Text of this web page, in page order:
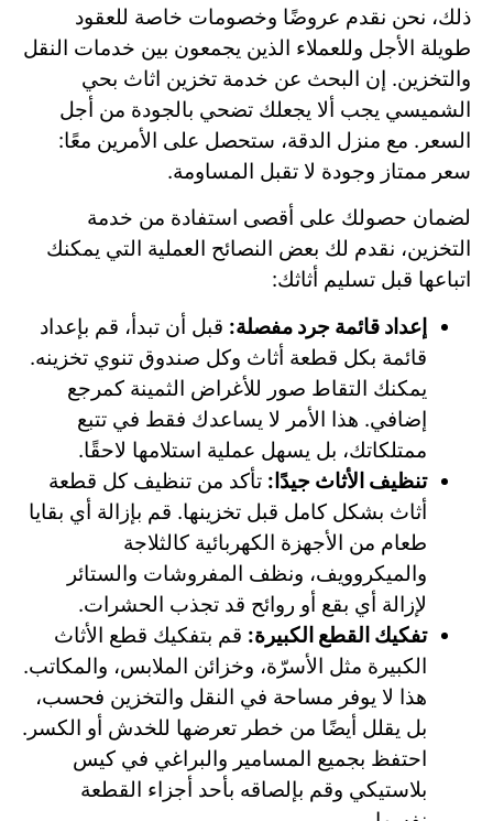
ذلك، نحن نقدم عروضًا وخصومات خاصة للعقود
طويلة الأجل وللعملاء الذين يجمعون بين خدمات النقل
والتخزين. إن البحث عن خدمة تخزين اثاث بحي
الشميسي يجب ألا يجعلك تضحي بالجودة من أجل
السعر. مع منزل الدقة، ستحصل على الأمرين معًا:
سعر ممتاز وجودة لا تقبل المساومة.
لضمان حصولك على أقصى استفادة من خدمة
التخزين، نقدم لك بعض النصائح العملية التي يمكنك
اتباعها قبل تسليم أثاثك:
إعداد قائمة جرد مفصلة: قبل أن تبدأ، قم بإعداد
قائمة بكل قطعة أثاث وكل صندوق تنوي تخزينه.
يمكنك التقاط صور للأغراض الثمينة كمرجع
إضافي. هذا الأمر لا يساعدك فقط في تتبع
ممتلكاتك، بل يسهل عملية استلامها لاحقًا.
تنظيف الأثاث جيدًا: تأكد من تنظيف كل قطعة
أثاث بشكل كامل قبل تخزينها. قم بإزالة أي بقايا
طعام من الأجهزة الكهربائية كالثلاجة
والميكروويف، ونظف المفروشات والستائر
لإزالة أي بقع أو روائح قد تجذب الحشرات.
تفكيك القطع الكبيرة: قم بتفكيك قطع الأثاث
الكبيرة مثل الأسرّة، وخزائن الملابس، والمكاتب.
هذا لا يوفر مساحة في النقل والتخزين فحسب،
بل يقلل أيضًا من خطر تعرضها للخدش أو الكسر.
احتفظ بجميع المسامير والبراغي في كيس
بلاستيكي وقم بإلصاقه بأحد أجزاء القطعة